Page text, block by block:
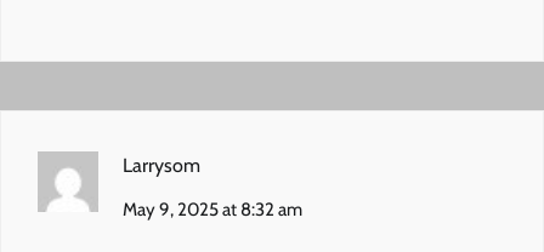
Larrysom
May 9, 2025 at 8:32 am